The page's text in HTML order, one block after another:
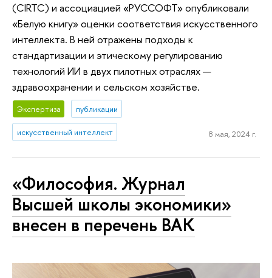
(CIRTC) и ассоциацией «РУССОФТ» опубликовали
«Белую книгу» оценки соответствия искусственного
интеллекта. В ней отражены подходы к
стандартизации и этическому регулированию
технологий ИИ в двух пилотных отраслях —
здравоохранении и сельском хозяйстве.
Экспертиза публикации
искусственный интеллект 8 мая, 2024 г.
«Философия. Журнал
Высшей школы экономики»
внесен в перечень ВАК